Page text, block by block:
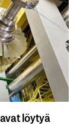
löytyä